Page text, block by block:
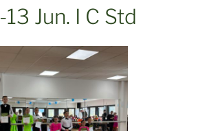
Jun. I C Std